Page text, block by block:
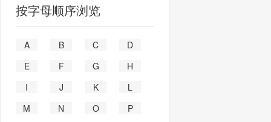
按字母顺序浏览
A B C
D
E
F G
H
I
J K
L
M
N O
P